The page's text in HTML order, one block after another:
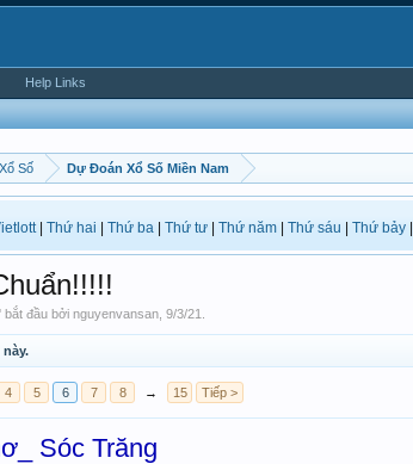
Số Dự Đoán Xổ Số Miền Nam
| Thứ hai Thứ ba Thứ tư Thứ năm Thứ sáu Thứ bảy
' bắt đầu bởi nguyenvansan 9/3/21
4 5 6 7 8 → 15 Tiếp >
Sóc Trăng
Help Links